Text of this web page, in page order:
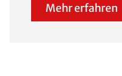
Mehr erfahren